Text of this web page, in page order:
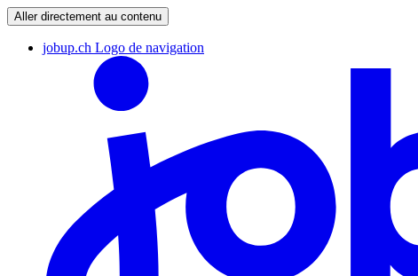
Aller directement au contenu
jobup.ch Logo de navigation